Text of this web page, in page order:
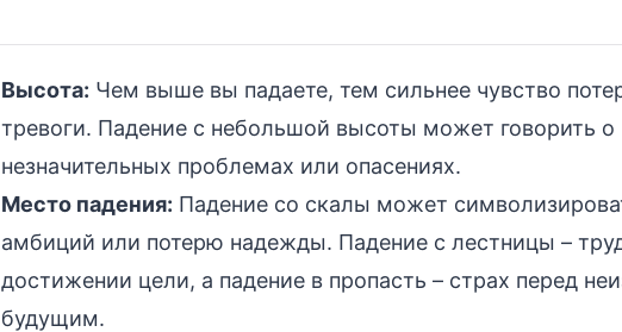
Высота: Чем выше вы падаете, тем сильнее чувство
тревоги. Падение с небольшой высоты может говорить о
незначительных проблемах или опасениях.
Место падения: Падение со скалы может
амбиций или потерю надежды. Падение с лестницы –
достижении цели, а падение в пропасть – страх перед
будущим.